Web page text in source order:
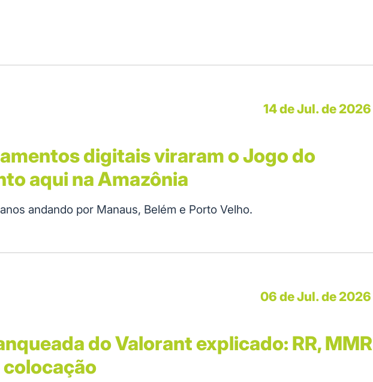
14 de Jul. de 2026
digitais viraram o Jogo do
aqui na Amazônia
andando por Manaus, Belém e Porto Velho.
06 de Jul. de 2026
do Valorant explicado: RR, MMR